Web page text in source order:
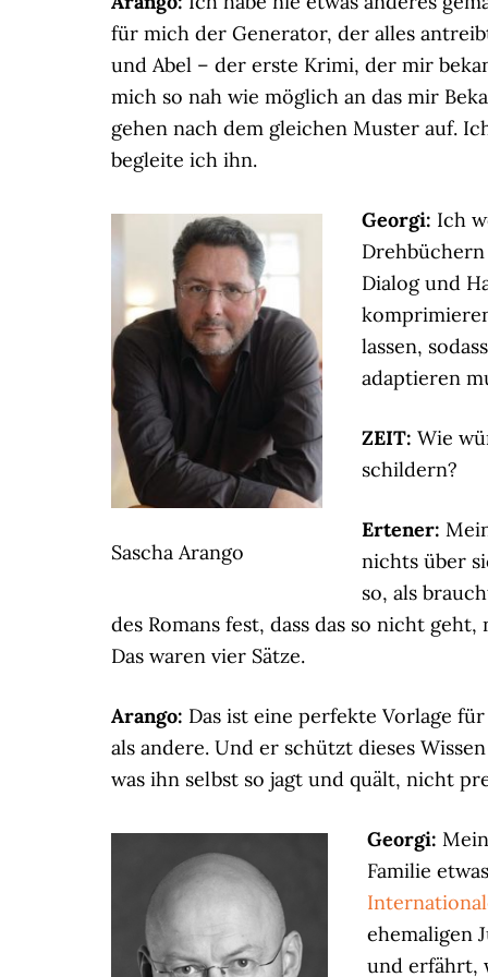
für mich der Generator, der alles
und Abel – der erste Krimi, der mir
mich so nah wie möglich an das mir
gehen nach dem gleichen Muster auf.
begleite ich ihn.
Sascha Arango
Georgi: Ich
Dialog und
lassen,
adaptieren
ZEIT: Wie
schildern?
Ertener:
nichts über
so, als
des Romans fest, dass das so nicht
Das waren vier Sätze.
Arango: Das ist eine perfekte Vorlage
als andere. Und er schützt dieses
was ihn selbst so jagt und quält, nicht
Georgi:
Familie
ehemaligen
und erfährt,